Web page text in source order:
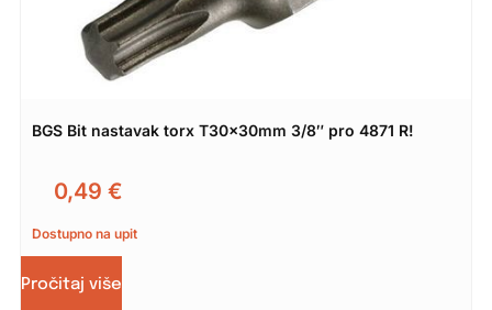
BGS Bit nastavak torx T30x30mm 3/8″ pro 4871 R!
0,49 €
Dostupno na upit
Pročitaj više